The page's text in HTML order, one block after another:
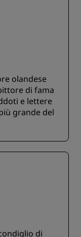
olandese
di fama
e lettere
grande del
di